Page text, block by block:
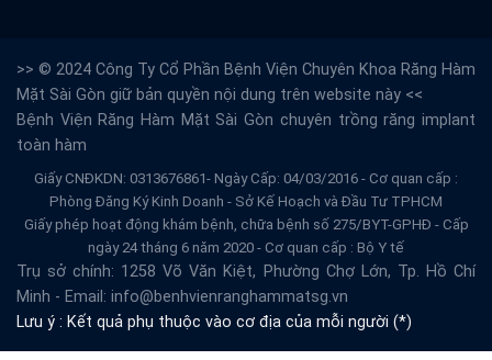
>> © 2024 Công Ty Cổ Phần Bệnh Viện Chuyên Khoa Răng Hàm
Mặt Sài Gòn giữ bản quyền nội dung trên website này <<
Bệnh Viện Răng Hàm Mặt Sài Gòn chuyên trồng răng implant
toàn hàm
Giấy CNĐKDN: 0313676861- Ngày Cấp: 04/03/2016 - Cơ quan cấp :
Phòng Đăng Ký Kinh Doanh - Sở Kế Hoạch và Đầu Tư TPHCM
Giấy phép hoạt động khám bệnh, chữa bệnh số 275/BYT-GPHĐ - Cấp
ngày 24 tháng 6 năm 2020 - Cơ quan cấp : Bộ Y tế
Trụ sở chính: 1258 Võ Văn Kiệt, Phường Chợ Lớn, Tp. Hồ Chí
Minh - Email: info@benhvienranghammatsg.vn
Lưu ý : Kết quả phụ thuộc vào cơ địa của mỗi người (*)